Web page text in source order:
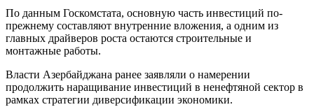
По данным Госкомстата, основную часть инвестиций по-
прежнему составляют внутренние вложения, а одним из
главных драйверов роста остаются строительные и
монтажные работы.
Власти Азербайджана ранее заявляли о намерении
продолжить наращивание инвестиций в ненефтяной сектор в
рамках стратегии диверсификации экономики.